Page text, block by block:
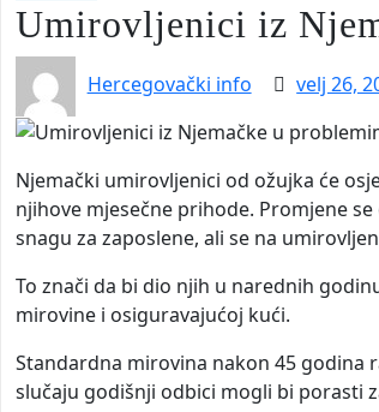
Umirovljenici iz
Hercegovački info velj 26,
Njemački umirovljenici od ožujka će
njihove mjesečne prihode. Promjene
snagu za zaposlene, ali se na
To znači da bi dio njih u narednih
mirovine i osiguravajućoj kući.
Standardna mirovina nakon 45 godina
slučaju godišnji odbici mogli bi porasti